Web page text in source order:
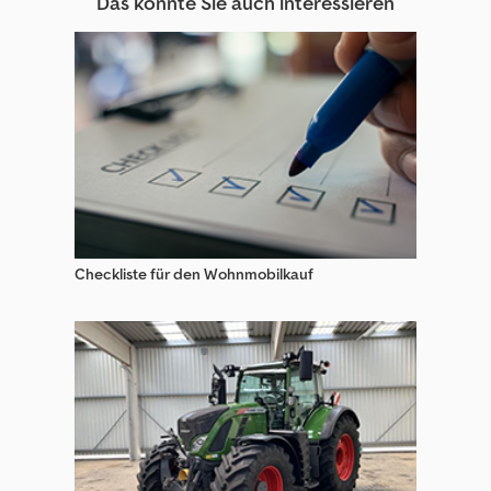
Hyundai Raupenbagger
Kato Asphaltfertiger
Kato Baumaschinen
Kobelco Kettenbagger
Mecalac Kettenbagger
Mobilbagger
Neuson Raupenbagger
Raupenbagger
Checkliste für den Wohnmobilkauf